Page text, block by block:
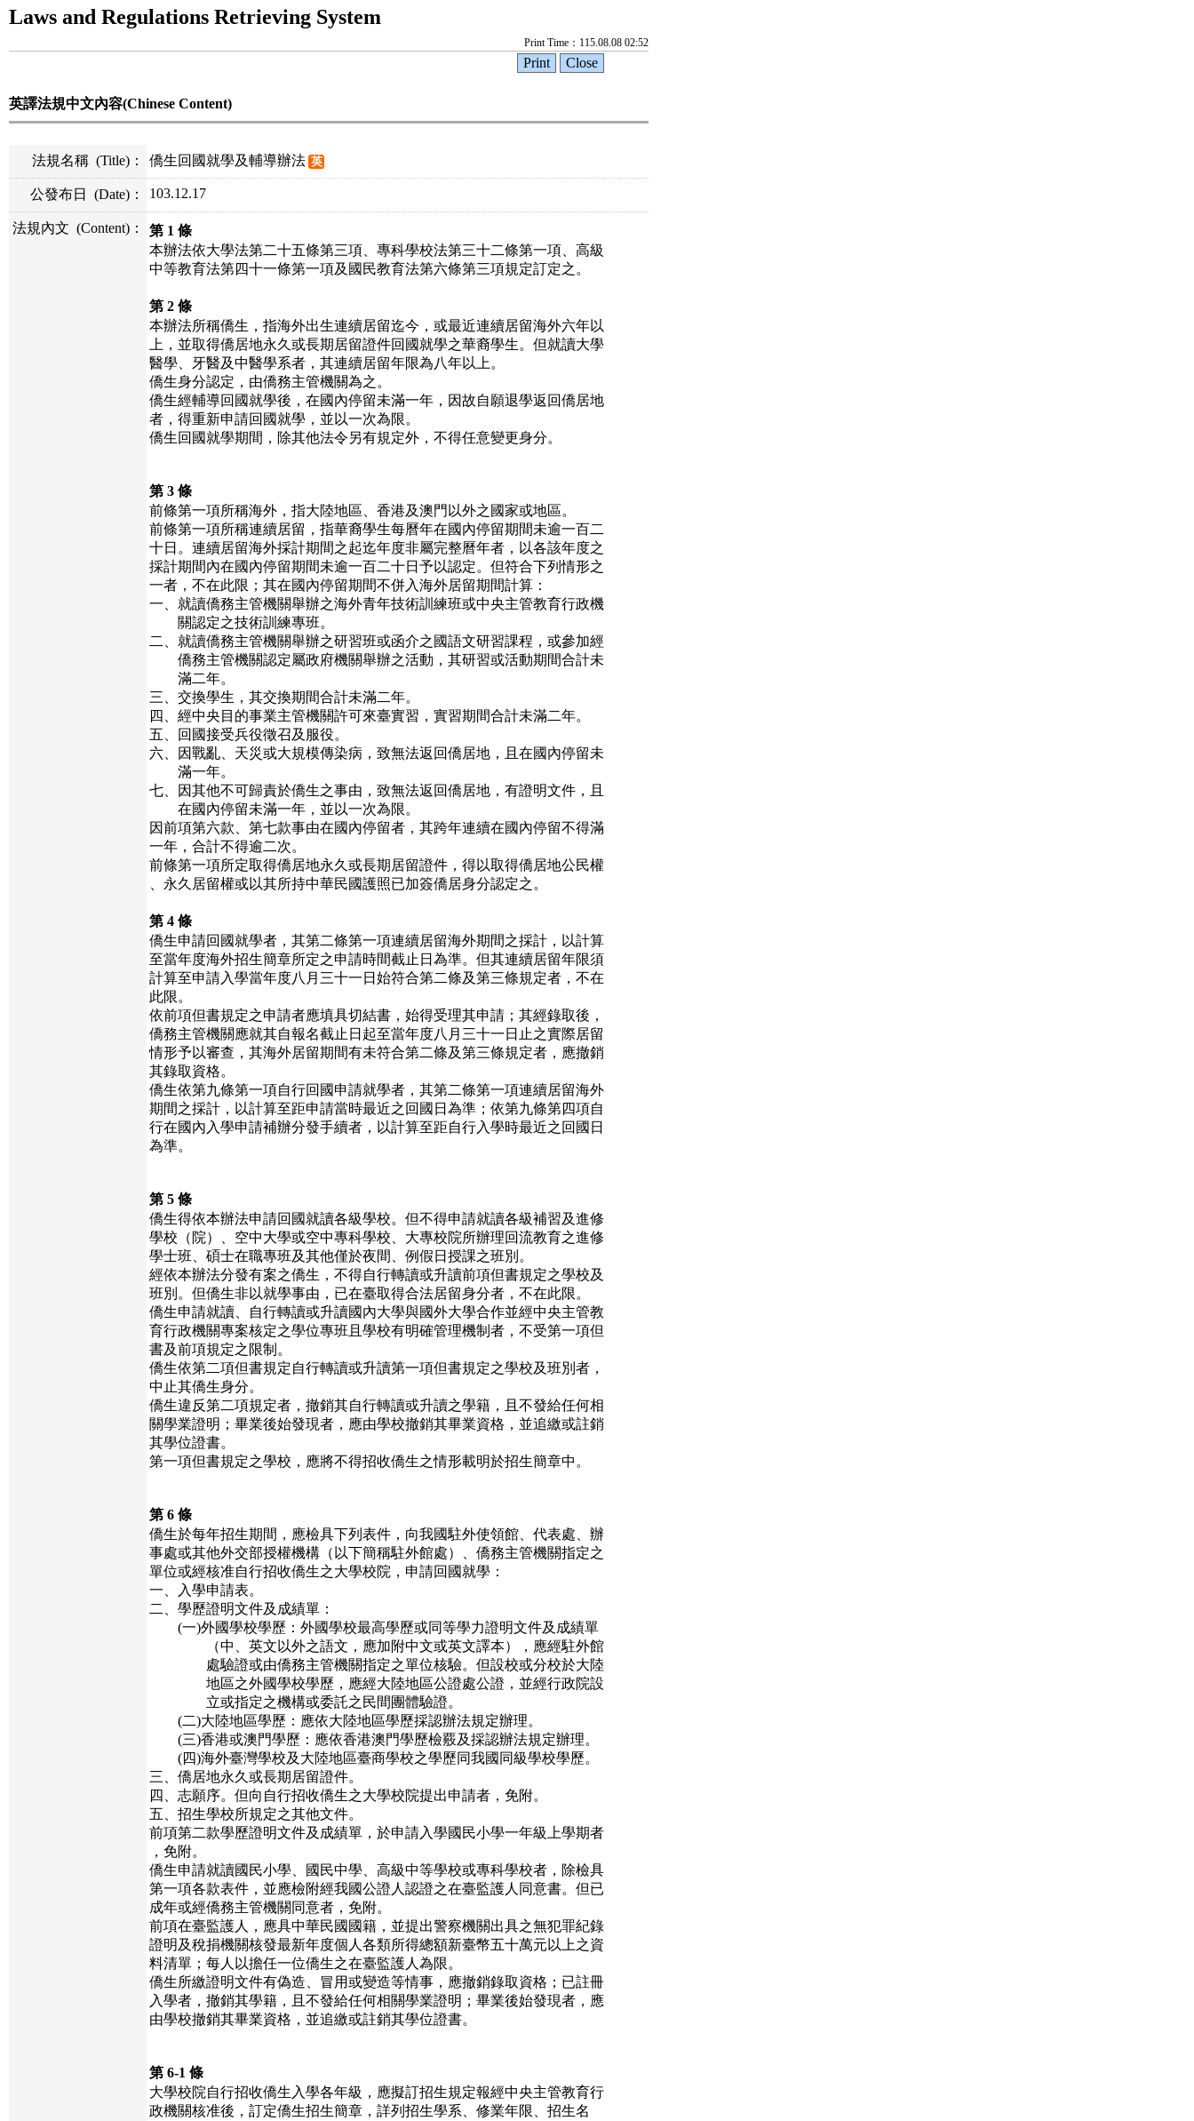
Laws and Regulations Retrieving System
Print Time：115.08.08 02:52
英譯法規中文內容(Chinese Content)
法規名稱 (Title)： 僑生回國就學及輔導辦法 英
公發布日 (Date)： 103.12.17
法規內文 (Content)：
第 1 條
本辦法依大學法第二十五條第三項、專科學校法第三十二條第一項、高級
中等教育法第四十一條第一項及國民教育法第六條第三項規定訂定之。
第 2 條
本辦法所稱僑生，指海外出生連續居留迄今，或最近連續居留海外六年以
上，並取得僑居地永久或長期居留證件回國就學之華裔學生。但就讀大學
醫學、牙醫及中醫學系者，其連續居留年限為八年以上。
僑生身分認定，由僑務主管機關為之。
僑生經輔導回國就學後，在國內停留未滿一年，因故自願退學返回僑居地
者，得重新申請回國就學，並以一次為限。
僑生回國就學期間，除其他法令另有規定外，不得任意變更身分。
第 3 條
前條第一項所稱海外，指大陸地區、香港及澳門以外之國家或地區。
前條第一項所稱連續居留，指華裔學生每曆年在國內停留期間未逾一百二
十日。連續居留海外採計期間之起迄年度非屬完整曆年者，以各該年度之
採計期間內在國內停留期間未逾一百二十日予以認定。但符合下列情形之
一者，不在此限；其在國內停留期間不併入海外居留期間計算：
一、就讀僑務主管機關舉辦之海外青年技術訓練班或中央主管教育行政機
關認定之技術訓練專班。
二、就讀僑務主管機關舉辦之研習班或函介之國語文研習課程，或參加經
僑務主管機關認定屬政府機關舉辦之活動，其研習或活動期間合計未
滿二年。
三、交換學生，其交換期間合計未滿二年。
四、經中央目的事業主管機關許可來臺實習，實習期間合計未滿二年。
五、回國接受兵役徵召及服役。
六、因戰亂、天災或大規模傳染病，致無法返回僑居地，且在國內停留未
滿一年。
七、因其他不可歸責於僑生之事由，致無法返回僑居地，有證明文件，且
在國內停留未滿一年，並以一次為限。
因前項第六款、第七款事由在國內停留者，其跨年連續在國內停留不得滿
一年，合計不得逾二次。
前條第一項所定取得僑居地永久或長期居留證件，得以取得僑居地公民權
、永久居留權或以其所持中華民國護照已加簽僑居身分認定之。
第 4 條
僑生申請回國就學者，其第二條第一項連續居留海外期間之採計，以計算
至當年度海外招生簡章所定之申請時間截止日為準。但其連續居留年限須
計算至申請入學當年度八月三十一日始符合第二條及第三條規定者，不在
此限。
依前項但書規定之申請者應填具切結書，始得受理其申請；其經錄取後，
僑務主管機關應就其自報名截止日起至當年度八月三十一日止之實際居留
情形予以審查，其海外居留期間有未符合第二條及第三條規定者，應撤銷
其錄取資格。
僑生依第九條第一項自行回國申請就學者，其第二條第一項連續居留海外
期間之採計，以計算至距申請當時最近之回國日為準；依第九條第四項自
行在國內入學申請補辦分發手續者，以計算至距自行入學時最近之回國日
為準。
第 5 條
僑生得依本辦法申請回國就讀各級學校。但不得申請就讀各級補習及進修
學校（院）、空中大學或空中專科學校、大專校院所辦理回流教育之進修
學士班、碩士在職專班及其他僅於夜間、例假日授課之班別。
經依本辦法分發有案之僑生，不得自行轉讀或升讀前項但書規定之學校及
班別。但僑生非以就學事由，已在臺取得合法居留身分者，不在此限。
僑生申請就讀、自行轉讀或升讀國內大學與國外大學合作並經中央主管教
育行政機關專案核定之學位專班且學校有明確管理機制者，不受第一項但
書及前項規定之限制。
僑生依第二項但書規定自行轉讀或升讀第一項但書規定之學校及班別者，
中止其僑生身分。
僑生違反第二項規定者，撤銷其自行轉讀或升讀之學籍，且不發給任何相
關學業證明；畢業後始發現者，應由學校撤銷其畢業資格，並追繳或註銷
其學位證書。
第一項但書規定之學校，應將不得招收僑生之情形載明於招生簡章中。
第 6 條
僑生於每年招生期間，應檢具下列表件，向我國駐外使領館、代表處、辦
事處或其他外交部授權機構（以下簡稱駐外館處）、僑務主管機關指定之
單位或經核准自行招收僑生之大學校院，申請回國就學：
一、入學申請表。
二、學歷證明文件及成績單：
(一)外國學校學歷：外國學校最高學歷或同等學力證明文件及成績單
（中、英文以外之語文，應加附中文或英文譯本），應經駐外館
處驗證或由僑務主管機關指定之單位核驗。但設校或分校於大陸
地區之外國學校學歷，應經大陸地區公證處公證，並經行政院設
立或指定之機構或委託之民間團體驗證。
(二)大陸地區學歷：應依大陸地區學歷採認辦法規定辦理。
(三)香港或澳門學歷：應依香港澳門學歷檢覈及採認辦法規定辦理。
(四)海外臺灣學校及大陸地區臺商學校之學歷同我國同級學校學歷。
三、僑居地永久或長期居留證件。
四、志願序。但向自行招收僑生之大學校院提出申請者，免附。
五、招生學校所規定之其他文件。
前項第二款學歷證明文件及成績單，於申請入學國民小學一年級上學期者
，免附。
僑生申請就讀國民小學、國民中學、高級中等學校或專科學校者，除檢具
第一項各款表件，並應檢附經我國公證人認證之在臺監護人同意書。但已
成年或經僑務主管機關同意者，免附。
前項在臺監護人，應具中華民國國籍，並提出警察機關出具之無犯罪紀錄
證明及稅捐機關核發最新年度個人各類所得總額新臺幣五十萬元以上之資
料清單；每人以擔任一位僑生之在臺監護人為限。
僑生所繳證明文件有偽造、冒用或變造等情事，應撤銷錄取資格；已註冊
入學者，撤銷其學籍，且不發給任何相關學業證明；畢業後始發現者，應
由學校撤銷其畢業資格，並追繳或註銷其學位證書。
第 6-1 條
大學校院自行招收僑生入學各年級，應擬訂招生規定報經中央主管教育行
政機關核准後，訂定僑生招生簡章，詳列招生學系、修業年限、招生名